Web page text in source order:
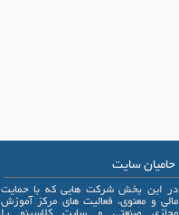
حامیان سایت
در این بخش شرکت هایی که با حمایت
مالی و معنوی، فعالیت های مرکز آموزش